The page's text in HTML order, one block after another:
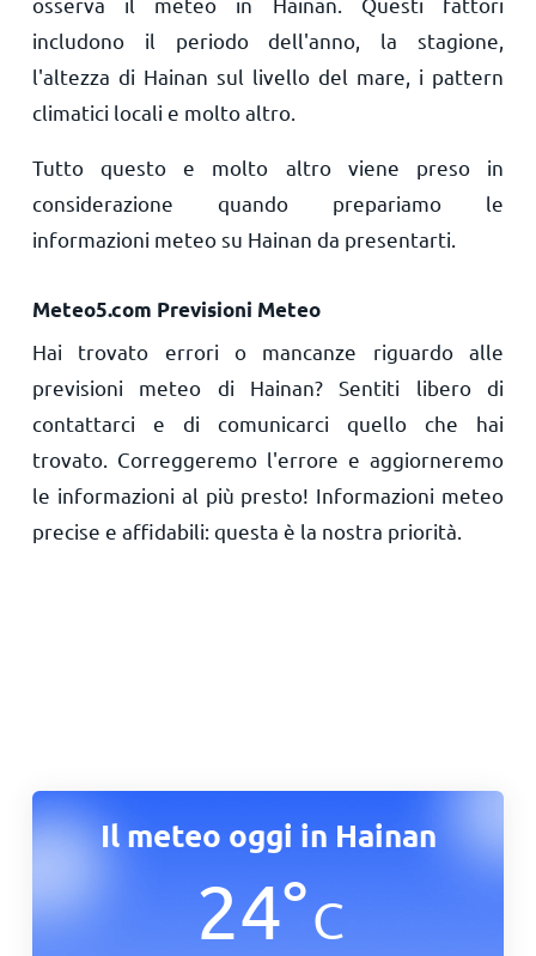
includono il periodo dell'anno, la stagione,
l'altezza di Hainan sul livello del mare, i pattern
climatici locali e molto altro.
Tutto questo e molto altro viene preso in
considerazione quando prepariamo le
informazioni meteo su Hainan da presentarti.
Meteo5.com Previsioni Meteo
Hai trovato errori o mancanze riguardo alle
previsioni meteo di Hainan? Sentiti libero di
contattarci e di comunicarci quello che hai
trovato. Correggeremo l'errore e aggiorneremo
le informazioni al più presto! Informazioni meteo
precise e affidabili: questa è la nostra priorità.
Il meteo oggi in Hainan
24°C